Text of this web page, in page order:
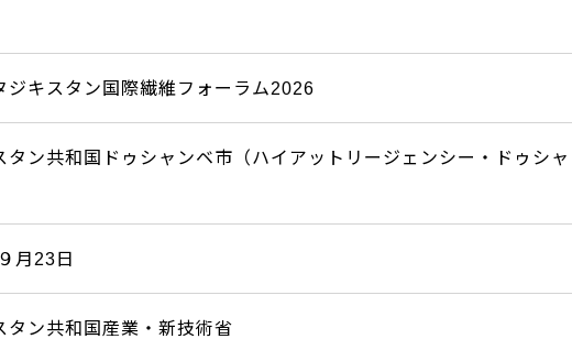
ジキスタン国際繊維フォーラム2026
タン共和国ドゥシャンベ市（ハイアットリージェンシー・ドゥシャ
月23日
タン共和国産業・新技術省